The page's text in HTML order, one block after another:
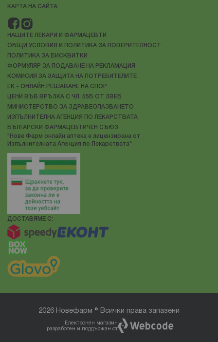
КАРТА НА САЙТА
НАШИТЕ ЛЕКАРИ И ФАРМАЦЕВТИ
ОБЩИ УСЛОВИЯ И ПОЛИТИКА ЗА ПОВЕРИТЕЛНОСТ
ПОЛИТИКА ЗА БИСКВИТКИ
ФОРМУЛЯР ЗА ПОДАВАНЕ НА РЕКЛАМАЦИЯ
КОМИСИЯ ЗА ЗАЩИТА НА ПОТРЕБИТЕЛИТЕ
ЕК - ОНЛАЙН РЕШАВАНЕ НА СПОР
ЦЕНИ ВЪВ ВРЪЗКА С ЧЛ. 55Б ОТ ЗВЕБ
МИНИСТЕРСТВО ЗА ЗДРАВЕОПАЗВАНЕТО
ИЗПЪЛНИТЕЛНА АГЕНЦИЯ ПО ЛЕКАРСТВАТА
БЪЛГАРСКИ ФАРМАЦЕВТИЧЕН СЪЮЗ
"Нове Фарм онлайн аптека е лицензирана от
Изпълнителната Агенция по Лекарствата"
ДОСТАВЯМЕ С:
2026 Новефарм ® Всички права запазени
Електронен магазин
разработен и поддържан от